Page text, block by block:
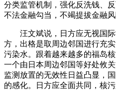
分类监管机制，强化反洗钱、
不法金融勾当，不竭提拔金融风
汪文斌说，日方应无视国际
方，出格是取周边邻国进行充
污染水。跟着越来越多的福岛
一个由日本周边邻国等好处攸
监测放置的无效性日益凸显，
的感化。日方应全面共同，核